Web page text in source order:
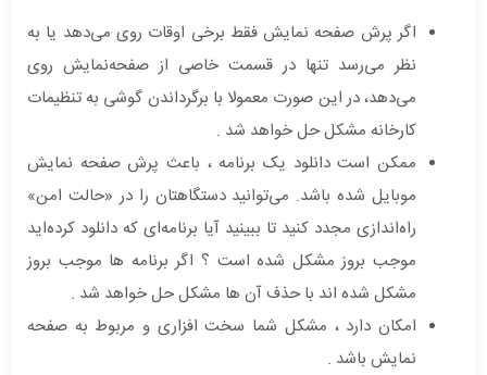
اگر پرش صفحه نمایش فقط برخی اوقات روی می‌دهد یا به
نظر می‌رسد تنها در قسمت خاصی از صفحه‌نمایش روی
می‌دهد، در این صورت معمولا با برگرداندن گوشی به تنظیمات
کارخانه مشکل حل خواهد شد .
ممکن است دانلود یک برنامه ، باعث پرش صفحه نمایش
موبایل شده باشد. می‌توانید دستگاهتان را در «حالت امن»
راه‌اندازی مجدد کنید تا ببینید آیا برنامه‌ای که دانلود کرده‌اید
موجب بروز مشکل شده است ؟ اگر برنامه ها موجب بروز
مشکل شده اند با حذف آن ها مشکل حل خواهد شد .
امکان دارد ، مشکل شما سخت افزاری و مربوط به صفحه
نمایش باشد .